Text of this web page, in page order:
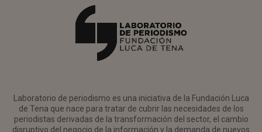
Laboratorio de periodismo es una iniciativa de la Fundación Luca
de Tena que nace para tratar de cubrir las necesidades de los
periodistas derivadas de la transformación del sector, el cambio
disruptivo del negocio de la información y la demanda de nuevos